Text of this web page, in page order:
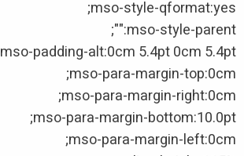
mso-style-qformat:yes;
mso-style-parent:"";
mso-padding-alt:0cm 5.4pt 0cm 5.4pt;
mso-para-margin-top:0cm;
mso-para-margin-right:0cm;
mso-para-margin-bottom:10.0pt;
mso-para-margin-left:0cm;